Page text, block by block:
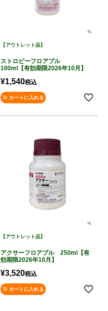
【アウトレット品】
ストロビーフロアブル
100ml【有効期限2026年10月】
¥1,540税込
カートに入れる
【アウトレット品】
アクサーフロアブル 250ml【有
効期限2026年10月】
¥3,520税込
カートに入れる